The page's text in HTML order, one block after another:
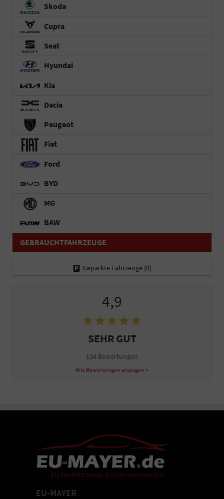
Skoda
Cupra
Seat
Hyundai
Kia
Dacia
Peugeot
Fiat
Ford
BYD
MG
BAW
GEBRAUCHTFAHRZEUGE
Geparkte Fahrzeuge (0)
4,9
SEHR GUT
134 Bewertungen
Alle Bewertungen anzeigen >
EU-MAYER